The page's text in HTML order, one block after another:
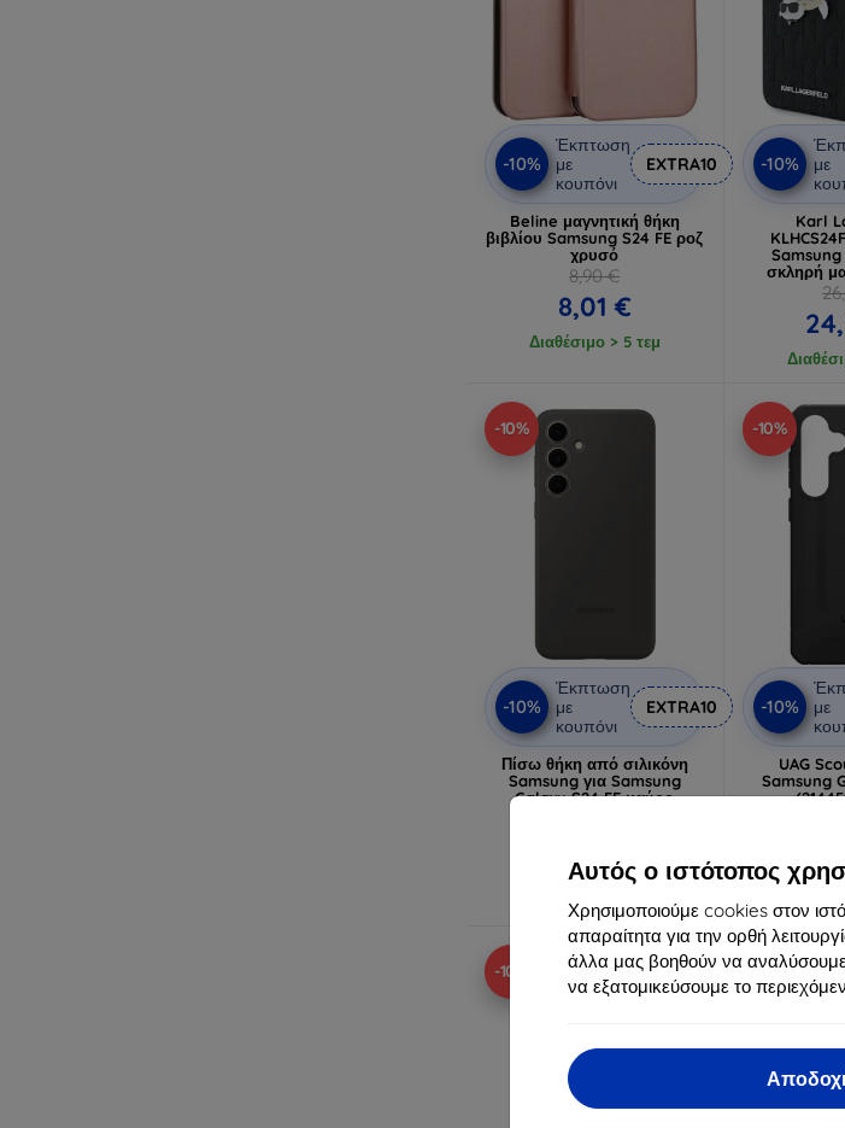
Αυτός ο ιστότοπος
Χρησιμοποιούμε cookies στον
απαραίτητα για την ορθή
άλλα μας βοηθούν να αναλύσουμε
να εξατομικεύσουμε το
-10%
Έκπτωση
με
κουπόνι
EXTRA10
Beline μαγνητική θήκη
βιβλίου Samsung S24 FE ροζ
χρυσό
8,90 €
8,01 €
Διαθέσιμο > 5 τεμ
-10%
με
Karl
Samsung
σκληρή
-10%
-10%
Έκπτωση
με
κουπόνι
EXTRA10
Πίσω θήκη από σιλικόνη
Samsung για Samsung
Galaxy S24 FE μαύρο
Τελευταίο τεμάχιο σε
απόθεμα
-10%
-10%
με
UAG
Samsung
-10% -10%